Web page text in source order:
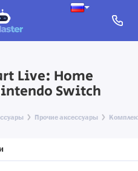
Live: Home
Switch
Прочие аксессуары